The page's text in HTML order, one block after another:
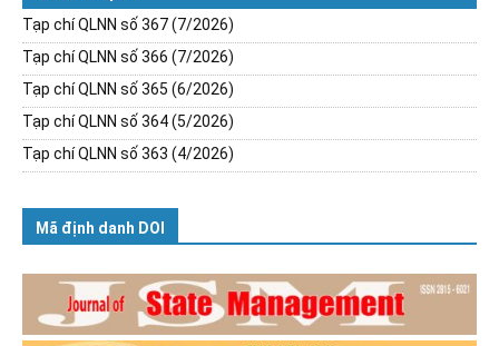
Tạp chí QLNN số 367 (7/2026)
Tạp chí QLNN số 366 (7/2026)
Tạp chí QLNN số 365 (6/2026)
Tạp chí QLNN số 364 (5/2026)
Tạp chí QLNN số 363 (4/2026)
Mã định danh DOI